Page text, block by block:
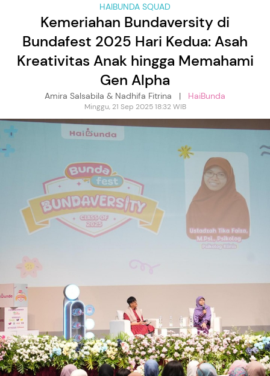
HAIBUNDA SQUAD
Kemeriahan Bundaversity di
Bundafest 2025 Hari Kedua: Asah
Kreativitas Anak hingga Memahami
Gen Alpha
Amira Salsabila & Nadhifa Fitrina | HaiBunda
Minggu, 21 Sep 2025 18:32 WIB